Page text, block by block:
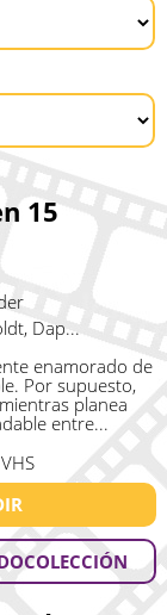
15
Dap...
enamorado de
Por supuesto,
planea
entre...
VHS